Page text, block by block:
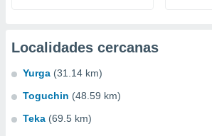
Localidades cercanas
Yurga (31.14 km)
Toguchin (48.59 km)
Teka (69.5 km)